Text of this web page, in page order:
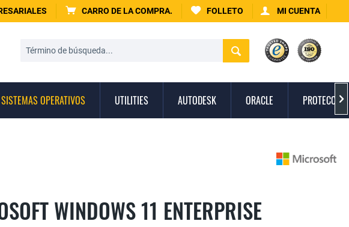
CARRO DE LA COMPRA. FOLLETO MI CUENTA
SISTEMAS OPERATIVOS UTILITIES AUTODESK ORACLE 
WINDOWS 11 ENTERPRISE